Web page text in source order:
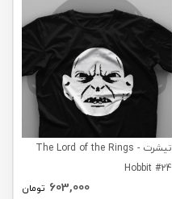
تیشرت The Lord of the Rings -
Hobbit #24
603,000 تومان